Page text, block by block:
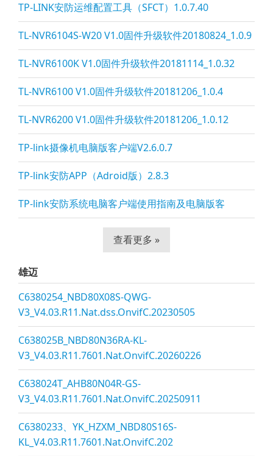
TP-LINK安防运维配置工具（SFCT）1.0.7.40
TL-NVR6104S-W20 V1.0固件升级软件20180824_1.0.9
TL-NVR6100K V1.0固件升级软件20181114_1.0.32
TL-NVR6100 V1.0固件升级软件20181206_1.0.4
TL-NVR6200 V1.0固件升级软件20181206_1.0.12
TP-link摄像机电脑版客户端V2.6.0.7
TP-link安防APP（Adroid版）2.8.3
TP-link安防系统电脑客户端使用指南及电脑版客
查看更多 »
雄迈
C6380254_NBD80X08S-QWG-
V3_V4.03.R11.Nat.dss.OnvifC.20230505
C638025B_NBD80N36RA-KL-
V3_V4.03.R11.7601.Nat.OnvifC.20260226
C638024T_AHB80N04R-GS-
V3_V4.03.R11.7601.Nat.OnvifC.20250911
C6380233、YK_HZXM_NBD80S16S-
KL_V4.03.R11.7601.Nat.OnvifC.202